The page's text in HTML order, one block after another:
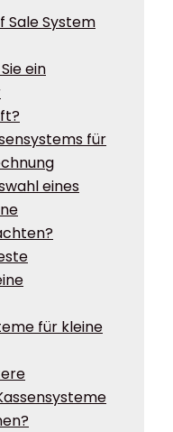
Sale System
ein
für
eines
für kleine